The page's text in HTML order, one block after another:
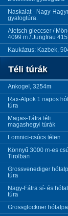
Naskalat - Nagy-
gyalogtúra.
Aletsch gleccser /
4099 m / Jungfrau
Kaukázus: Kazbek,
Téli túrák
Ankogel, 3254m
Rax-Alpok 1 napos
túra
Magas-Tátra téli
magashegyi túrák
Lomnici-csúcs télen
Könnyű 3000 m-es
Tirolban
Grossvenediger
túra
Nagy-Fátra sí- és
túra
Grossglockner